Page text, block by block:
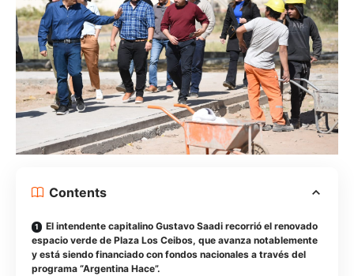
Contents
El intendente capitalino Gustavo Saadi recorrió el renovado
espacio verde de Plaza Los Ceibos, que avanza notablemente
y está siendo financiado con fondos nacionales a través del
programa “Argentina Hace”.